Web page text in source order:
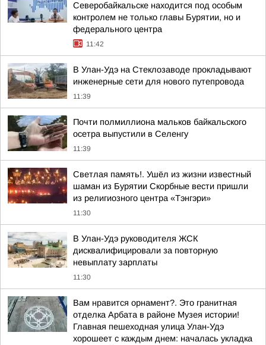
Северобайкальске находится под особым
контролем не только главы Бурятии, но и
федерального центра
11:42
В Улан-Удэ на Стеклозаводе прокладывают
инженерные сети для нового путепровода
11:39
Почти полмиллиона мальков байкальского
осетра выпустили в Селенгу
11:39
Светлая память!. Ушёл из жизни известный
шаман из Бурятии Скорбные вести пришли
из религиозного центра «Тэнгэри»
11:30
В Улан-Удэ руководителя ЖСК
дисквалифицировали за повторную
невыплату зарплаты
11:30
Вам нравится орнамент?. Это гранитная
отделка Арбата в районе Музея истории!
Главная пешеходная улица Улан-Удэ
хорошеет с каждым днем: началась укладка